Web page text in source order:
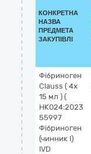
КОНКРЕТНА
НАЗВА
ПРЕДМЕТА
ЗАКУПІВЛІ
Фібриноген
Clauss ( 4х
15 мл ) (
НК024:2023
55997
Фібриноген
(чинник I)
IVD